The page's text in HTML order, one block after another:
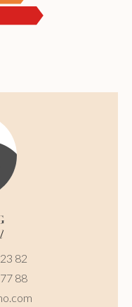
82
88